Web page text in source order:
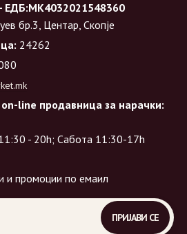
бр.3, Центар, Скопје
24262
line продавница за нарачки:
- 20h; Сабота 11:30-17h
и промоции по емаил